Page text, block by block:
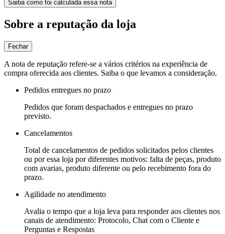
Saiba como foi calculada essa nota
Sobre a reputação da loja
Fechar
A nota de reputação refere-se a vários critérios na experiência de
compra oferecida aos clientes. Saiba o que levamos a consideração.
Pedidos entregues no prazo
Pedidos que foram despachados e entregues no prazo
previsto.
Cancelamentos
Total de cancelamentos de pedidos solicitados pelos clientes
ou por essa loja por diferentes motivos: falta de peças, produto
com avarias, produto diferente ou pelo recebimento fora do
prazo.
Agilidade no atendimento
Avalia o tempo que a loja leva para responder aos clientes nos
canais de atendimento: Protocolo, Chat com o Cliente e
Perguntas e Respostas